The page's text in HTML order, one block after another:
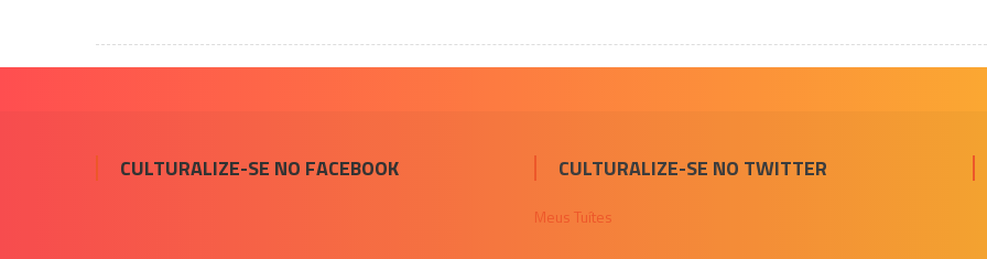
de
amor
CULTURALIZE-SE NO FACEBOOK CULTURALIZE-SE NO TWITTER
Meus Tuítes